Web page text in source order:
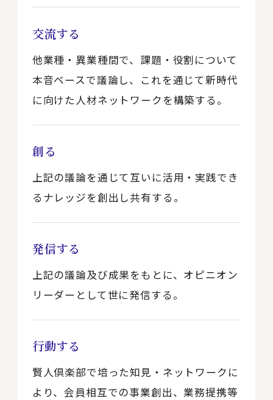
交流する
他業種・異業種間で、課題・役割について
本音ベースで議論し、これを通じて新時代
に向けた人材ネットワークを構築する。
創る
上記の議論を通じて互いに活用・実践でき
るナレッジを創出し共有する。
発信する
上記の議論及び成果をもとに、オピニオン
リーダーとして世に発信する。
行動する
賢人倶楽部で培った知見・ネットワークに
より、会員相互での事業創出、業務提携等